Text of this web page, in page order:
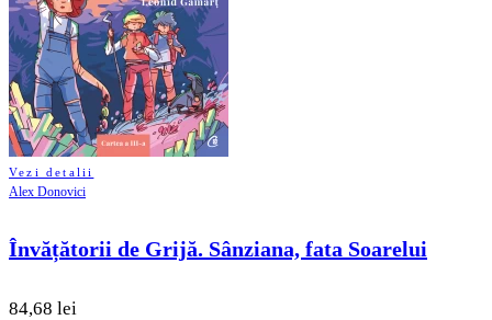
Vezi detalii
Alex Donovici
Învățătorii de Grijă. Sânziana, fata Soarelui
84,68 lei